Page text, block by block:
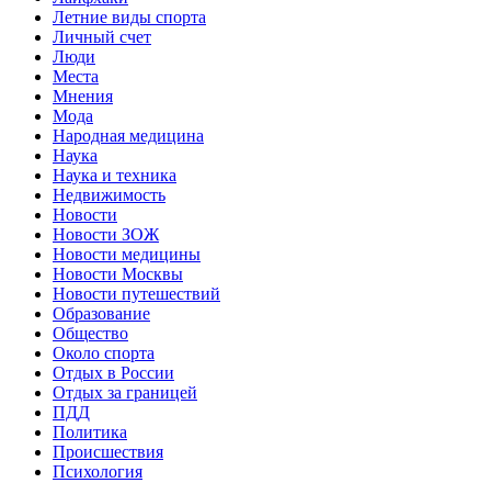
Летние виды спорта
Личный счет
Люди
Места
Мнения
Мода
Народная медицина
Наука
Наука и техника
Недвижимость
Новости
Новости ЗОЖ
Новости медицины
Новости Москвы
Новости путешествий
Образование
Общество
Около спорта
Отдых в России
Отдых за границей
ПДД
Политика
Происшествия
Психология